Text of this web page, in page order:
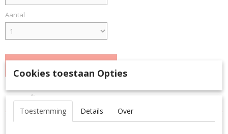
Aantal
Specificaties
Omschrijving
Cookies toestaan Opties
Toestemming Details Over